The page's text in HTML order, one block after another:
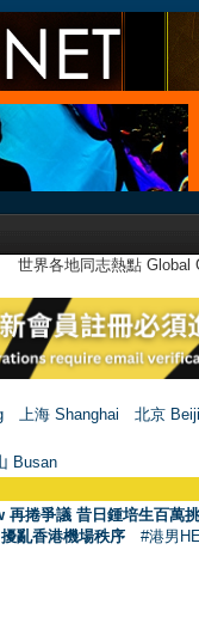
世界各地同志熱點
上海 Shanghai
北京
Busan
再捲爭議 昔日鍾培生百萬
亂香港機場秩序 #港男